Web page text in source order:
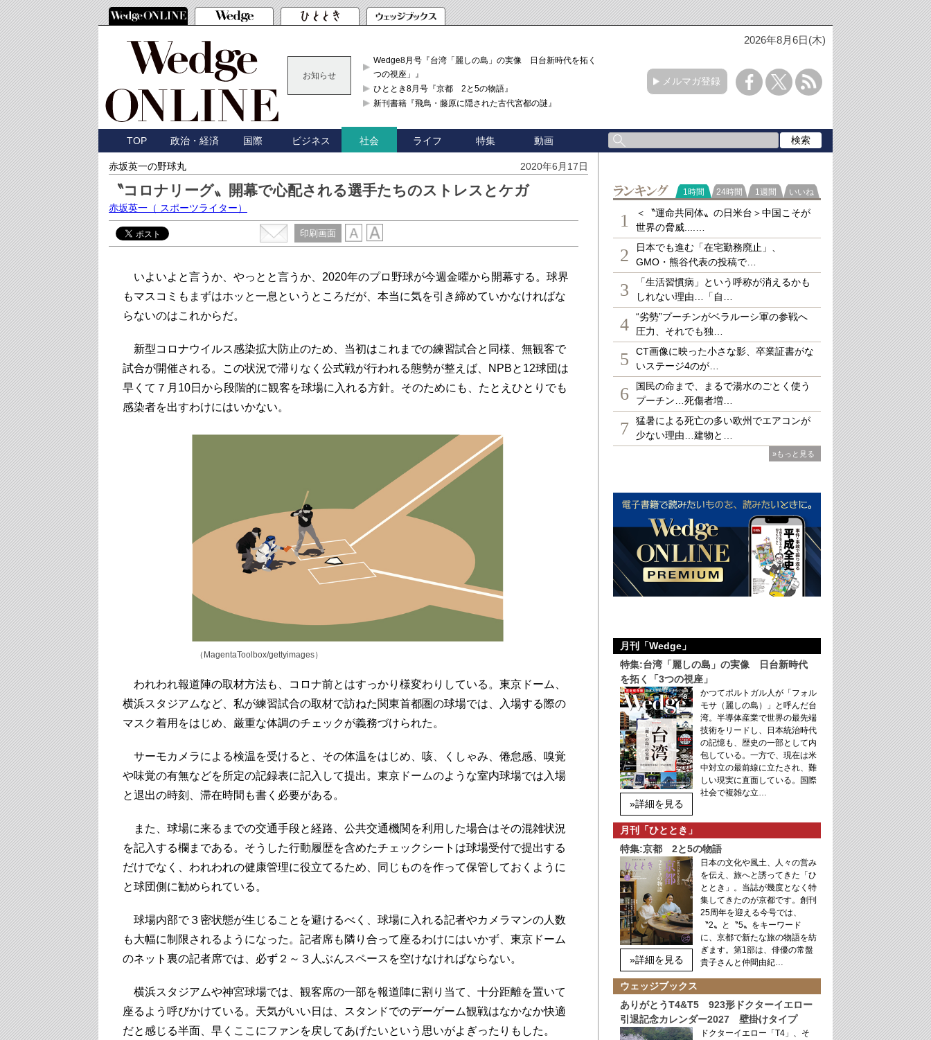
2026年8月6日(木)
お知らせ
Wedge8月号『台湾「麗しの島」の実像 日台新時代を拓く「3
つの視座」』
ひととき8月号『京都 2と5の物語』
新刊書籍『飛鳥・藤原に隠された古代宮都の謎』
メルマガ登録
TOP 政治・経済 国際 ビジネス 社会 ライフ 特集 動画
赤坂英一の野球丸 2020年6月17日
〝コロナリーグ〟開幕で心配される選手たちのストレスとケガ
赤坂英一 （ スポーツライター）
印刷画面
いよいよと言うか、やっとと言うか、2020年のプロ野球が今週金曜から開幕する。球界
もマスコミもまずはホッと一息というところだが、本当に気を引き締めていかなければな
らないのはこれからだ。
新型コロナウイルス感染拡大防止のため、当初はこれまでの練習試合と同様、無観客で
試合が開催される。この状況で滞りなく公式戦が行われる態勢が整えば、NPBと12球団は
早くて７月10日から段階的に観客を球場に入れる方針。そのためにも、たとえひとりでも
感染者を出すわけにはいかない。
（MagentaToolbox/gettyimages）
われわれ報道陣の取材方法も、コロナ前とはすっかり様変わりしている。東京ドーム、
横浜スタジアムなど、私が練習試合の取材で訪ねた関東首都圏の球場では、入場する際の
マスク着用をはじめ、厳重な体調のチェックが義務づけられた。
サーモカメラによる検温を受けると、その体温をはじめ、咳、くしゃみ、倦怠感、嗅覚
や味覚の有無などを所定の記録表に記入して提出。東京ドームのような室内球場では入場
と退出の時刻、滞在時間も書く必要がある。
また、球場に来るまでの交通手段と経路、公共交通機関を利用した場合はその混雑状況
を記入する欄まである。そうした行動履歴を含めたチェックシートは球場受付で提出する
だけでなく、われわれの健康管理に役立てるため、同じものを作って保管しておくように
と球団側に勧められている。
球場内部で３密状態が生じることを避けるべく、球場に入れる記者やカメラマンの人数
も大幅に制限されるようになった。記者席も隣り合って座るわけにはいかず、東京ドーム
のネット裏の記者席では、必ず２～３人ぶんスペースを空けなければならない。
横浜スタジアムや神宮球場では、観客席の一部を報道陣に割り当て、十分距離を置いて
座るよう呼びかけている。天気がいい日は、スタンドでのデーゲーム観戦はなかなか快適
だと感じる半面、早くここにファンを戻してあげたいという思いがよぎったりもした。
ランキング
1時間 24時間 1週間 いいね
1
＜〝運命共同体〟の日米台＞中国こそが
世界の脅威....…
2
日本でも進む「在宅勤務廃止」、
GMO・熊谷代表の投稿で…
3
「生活習慣病」という呼称が消えるかも
しれない理由…「自…
4
“劣勢”プーチンがベラルーシ軍の参戦へ
圧力、それでも独…
5
CT画像に映った小さな影、卒業証書がな
いステージ4のが…
6
国民の命まで、まるで湯水のごとく使う
プーチン…死傷者増…
7
猛暑による死亡の多い欧州でエアコンが
少ない理由…建物と…
»もっと見る
月刊「Wedge」
特集:台湾「麗しの島」の実像 日台新時代
を拓く「3つの視座」
»詳細を見る
かつてポルトガル人が「フォル
モサ（麗しの島）」と呼んだ台
湾。半導体産業で世界の最先端
技術をリードし、日本統治時代
の記憶も、歴史の一部として内
包している。一方で、現在は米
中対立の最前線に立たされ、難
しい現実に直面している。国際
社会で複雑な立…
月刊「ひととき」
特集:京都 2と5の物語
»詳細を見る
日本の文化や風土、人々の営み
を伝え、旅へと誘ってきた「ひ
ととき」。当誌が幾度となく特
集してきたのが京都です。創刊
25周年を迎える今号では、
〝2〟と〝5〟をキーワード
に、京都で新たな旅の物語を紡
ぎます。第1部は、俳優の常盤
貴子さんと仲間由紀…
ウェッジブックス
ありがとうT4&T5 923形ドクターイエロー
引退記念カレンダー2027 壁掛けタイプ
ドクターイエロー「T4」、そ